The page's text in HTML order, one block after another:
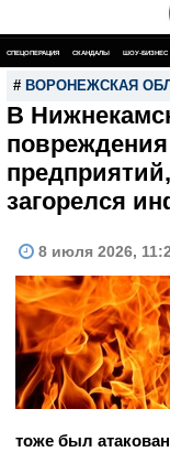
СПЕЦОПЕРАЦИЯ СКАНДАЛЫ ШОУ-БИЗНЕС
# ВОРОНЕЖСКАЯ
В
загорелся
8 июля 2026,
тоже был